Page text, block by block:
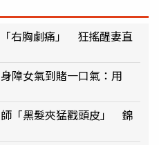
右胸劇痛」 狂搖醒妻直
障女氣到賭一口氣：用
「黑髮夾猛戳頭皮」 錦